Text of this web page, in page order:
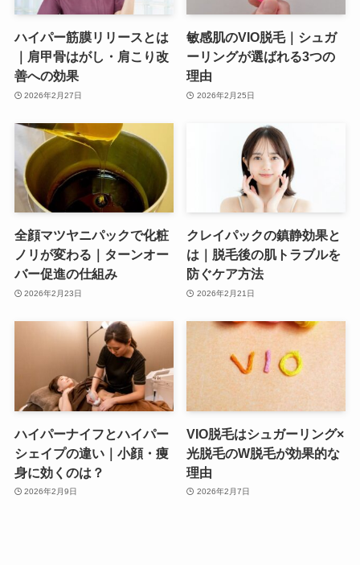
ハイパー筋膜リリースとは
｜肩甲骨はがし・肩こり改
善への効果
2026年2月27日
敏感肌のVIO脱毛｜シュガ
ーリングが選ばれる3つの
理由
2026年2月25日
全顔マツヤニパックで化粧
ノリが変わる｜ターンオー
バー促進の仕組み
2026年2月23日
クレイパックの鎮静効果と
は｜脱毛後の肌トラブルを
防ぐケア方法
2026年2月21日
ハイパーナイフとハイパー
シェイプの違い｜小顔・痩
身に効くのは？
2026年2月9日
VIO脱毛はシュガーリング×
光脱毛のW脱毛が効果的な
理由
2026年2月7日